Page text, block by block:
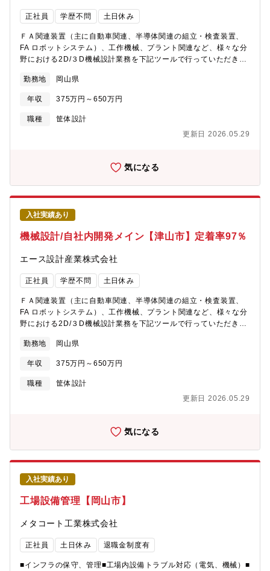
正社員 学歴不問 土日休み
ＦＡ関連装置（主に自動車関連、半導体関連の組立・検査装置、
FA ロボットシステム）、工作機械、プラント関連など、様々な分
野における2D/３D機械設計業務を下記ツールで行っていただきま
Excelによる自動抽出/INVENTORによる3D設計/INVENTORにお
けるマクロ作成やリスト類のVBA＆Excelによる自動抽出■iCADに
よる3D設計及びマクロ作成やリスト類のVBA＆Excelによる自動
抽出/iCAD IOCによる動作検証、制御検証/iCADによるチーム設計
る自動抽出/SWによるチーム設計【魅力】派遣業態の多い設計業
務」がメインとなり、2～3割がお客様先となります。同社は創業
より機械設計を通じて産業界に貢献してまいりました。今後はメ
カ・エレキ・ソフト テクノロジーの融合により、FAロボットシ
ステムインテグレータへと業態変換を図っていきます。
勤務地 岡山県
年収 375万円～650万円
職種
筐体設計
更新日 2026.05.29
気になる
入社実績あり
機械設計/自社内開発メイン【津山市】定着率97％
エース設計産業株式会社
正社員 学歴不問 土日休み
ＦＡ関連装置（主に自動車関連、半導体関連の組立・検査装置、
FA ロボットシステム）、工作機械、プラント関連など、様々な分
野における2D/３D機械設計業務を下記ツールで行っていただきま
Excelによる自動抽出/INVENTORによる3D設計/INVENTORにお
けるマクロ作成やリスト類のVBA＆Excelによる自動抽出■iCADに
よる3D設計及びマクロ作成やリスト類のVBA＆Excelによる自動
抽出/iCAD IOCによる動作検証、制御検証/iCADによるチーム設計
る自動抽出/SWによるチーム設計【魅力】派遣業態の多い設計業
務」がメインとなり、2～3割がお客様先となります。同社は創業
より機械設計を通じて産業界に貢献してまいりました。今後はメ
カ・エレキ・ソフト テクノロジーの融合により、FAロボットシ
ステムインテグレータへと業態変換を図っていきます。
勤務地 岡山県
年収 375万円～650万円
職種
筐体設計
更新日 2026.05.29
気になる
入社実績あり
工場設備管理【岡山市】
メタコート工業株式会社
正社員 土日休み 退職金制度有
■インフラの保守、管理■工場内設備トラブル対応（電気、機械）■